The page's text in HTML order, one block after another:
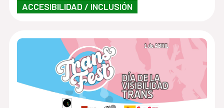
ACCESIBILIDAD / INCLUSIÓN